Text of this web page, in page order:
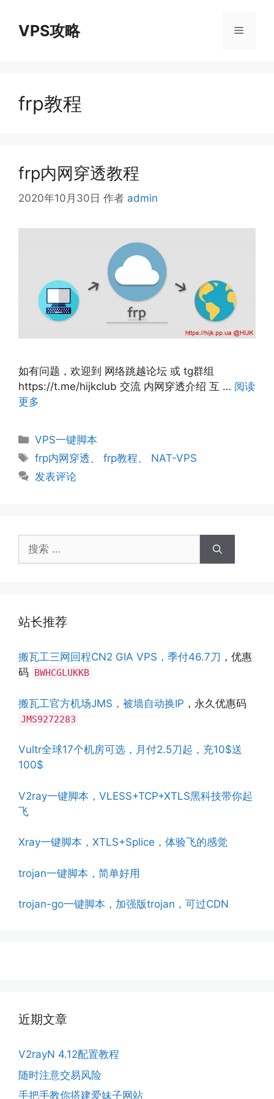
VPS攻略 菜
frp教程
frp内网穿透教程
2020年10月30日 作者 admin
如有问题，欢迎到 网络跳越论坛 或 tg群组
https://t.me/hijkclub 交流 内网穿透介绍 互 … 阅读
更多
分
类
VPS一键脚本
标
签
frp内网穿透、frp教程、 NAT-VPS
发表评论
索：
站长推荐
搬瓦工三网回程CN2 GIA VPS，季付46.7刀 ，优惠
码
BWHCGLUKKB
搬瓦工官方机场JMS，被墙自动换IP ，永久优惠码
JMS9272283
Vultr全球17个机房可选，月付2.5刀起，充10$送
100$
V2ray一键脚本，VLESS+TCP+XTLS黑科技带你起
飞
Xray一键脚本，XTLS+Splice，体验飞的感觉
trojan一键脚本，简单好用
trojan-go一键脚本，加强版trojan，可过CDN
近期文章
V2rayN 4.12配置教程
随时注意交易风险
手把手教你搭建爱妹子网站